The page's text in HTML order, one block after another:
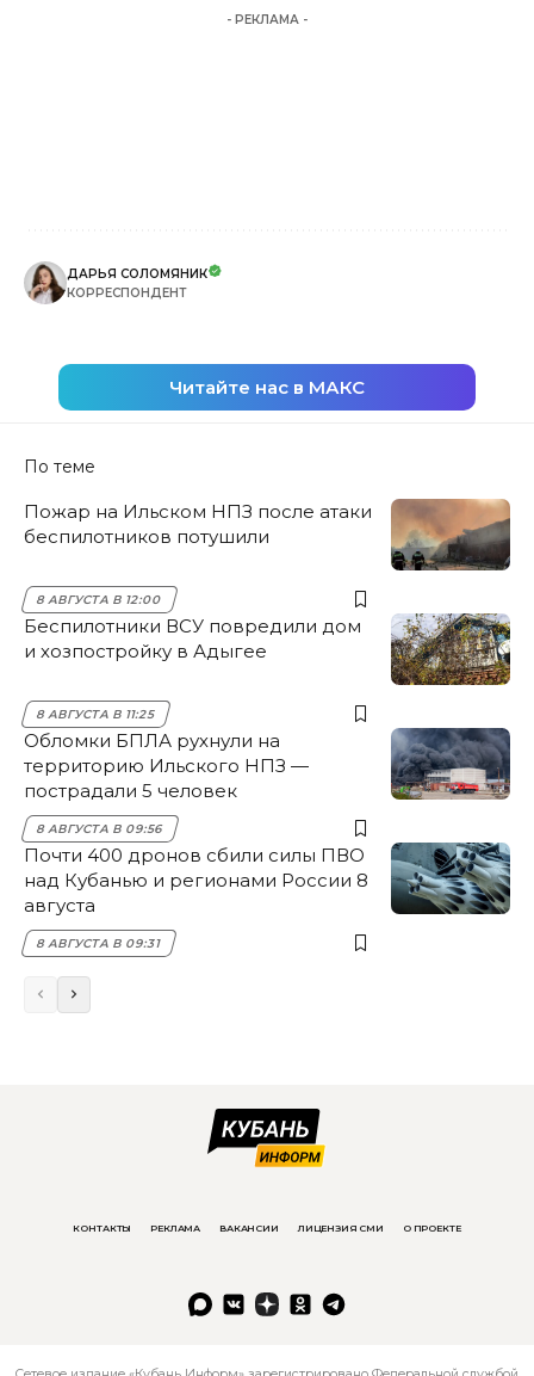
- РЕКЛАМА -
ДАРЬЯ СОЛОМЯНИК
КОРРЕСПОНДЕНТ
Читайте нас в МАКС
По теме
Пожар на Ильском НПЗ после атаки
беспилотников потушили
8 АВГУСТА В 12:00
Беспилотники ВСУ повредили дом
и хозпостройку в Адыгее
8 АВГУСТА В 11:25
Обломки БПЛА рухнули на
территорию Ильского НПЗ —
пострадали 5 человек
8 АВГУСТА В 09:56
Почти 400 дронов сбили силы ПВО
над Кубанью и регионами России 8
августа
8 АВГУСТА В 09:31
КОНТАКТЫ РЕКЛАМА ВАКАНСИИ ЛИЦЕНЗИЯ СМИ О ПРОЕКТЕ